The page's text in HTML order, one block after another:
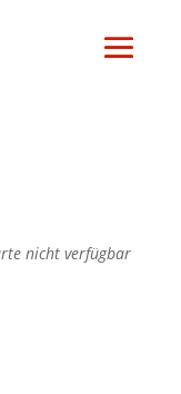
nicht verfügbar